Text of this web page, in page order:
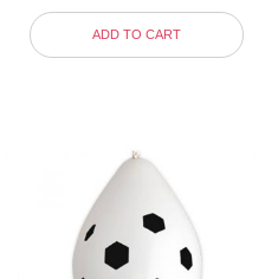
ADD TO CART